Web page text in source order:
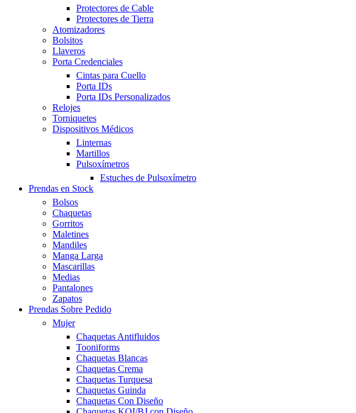
Protectores de Cable
Protectores de Tierra
Atomizadores
Bolsitos
Llaveros
Porta Credenciales
Cintas para Cuello
Porta IDs
Porta IDs Personalizados
Relojes
Torniquetes
Dispositivos Médicos
Linternas
Martillos
Pulsoxímetros
Estuches de Pulsoxímetro
Prendas en Stock
Bolsos
Chaquetas
Gorritos
Maletines
Mandiles
Manga Larga
Mascarillas
Medias
Pantalones
Zapatos
Prendas Sobre Pedido
Mujer
Chaquetas Antifluidos
Tooniforms
Chaquetas Blancas
Chaquetas Crema
Chaquetas Turquesa
Chaquetas Guinda
Chaquetas Con Diseño